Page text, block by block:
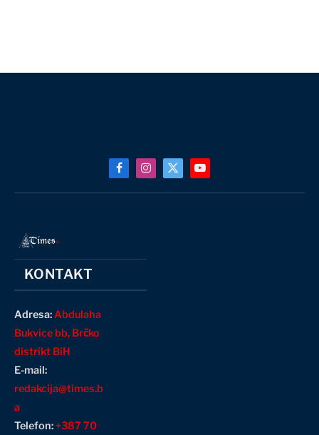
FacebookInstagram
X
YouTube
KONTAKT
Adresa:Abdulaha
Bukvice bb, Brčko
distrikt BiH
E-mail:
redakcija@times.b
a
Telefon:+387 70